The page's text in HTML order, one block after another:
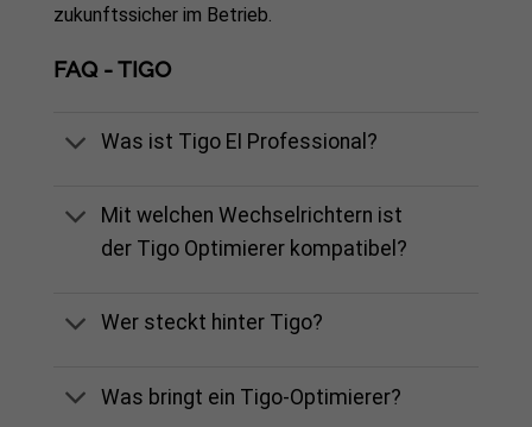
zukunftssicher im Betrieb.
FAQ - TIGO
Was ist Tigo EI Professional?
Mit welchen Wechselrichtern ist
der Tigo Optimierer kompatibel?
Wer steckt hinter Tigo?
Was bringt ein Tigo-Optimierer?